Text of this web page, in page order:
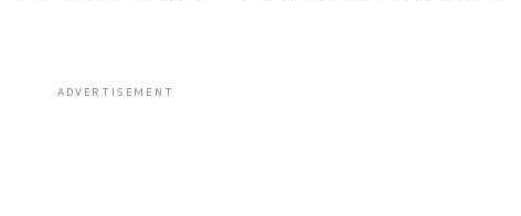
ADVERTISEMENT